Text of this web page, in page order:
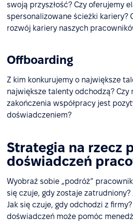
swoją przyszłość? Czy oferujemy
spersonalizowane ścieżki kariery?
rozwój kariery naszych
Offboarding
Z kim konkurujemy o największe
największe talenty odchodzą? Czy
zakończenia współpracy jest
doświadczeniem?
Strategia na rzecz
doświadczeń
Wyobraź sobie „podróż”
się czuje, gdy zostaje zatrudniony?
Jak się czuje, gdy odchodzi z
doświadczeń może pomóc